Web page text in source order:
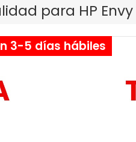
para HP Envy
3-5 días hábiles